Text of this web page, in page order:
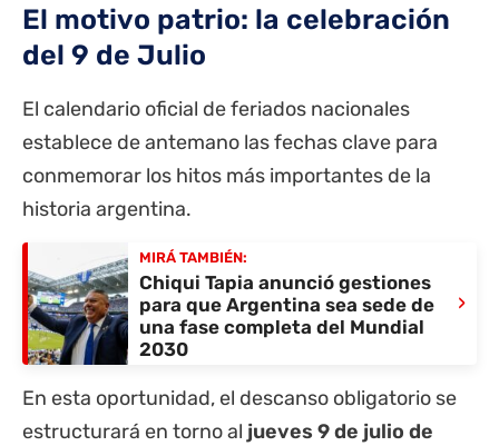
El motivo patrio: la celebración
del 9 de Julio
El calendario oficial de feriados nacionales
establece de antemano las fechas clave para
conmemorar los hitos más importantes de la
historia argentina.
MIRÁ TAMBIÉN:
Chiqui Tapia anunció gestiones
para que Argentina sea sede de
una fase completa del Mundial
2030
›
En esta oportunidad, el descanso obligatorio se
estructurará en torno al jueves 9 de julio de